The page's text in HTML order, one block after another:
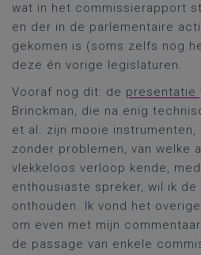
wat in het commissierapport
en der in de parlementaire
gekomen is (soms zelfs nog
deze én vorige legislaturen.
Vooraf nog dit: de presentatie
Brinckman, die na enig
et al. zijn mooie instrumenten,
zonder problemen, van welke
vlekkeloos verloop kende,
enthousiaste spreker, wil ik
onthouden. Ik vond het
om even met mijn
de passage van enkele